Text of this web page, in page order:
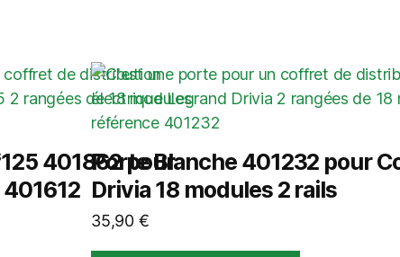
401862 pour
Porte Blanche 401232 pour
Drivia 18 modules 2 rails
35,90 €